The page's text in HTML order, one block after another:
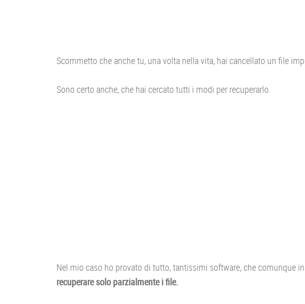
Scommetto che anche tu, una volta nella vita, hai cancellato un file
Sono certo anche, che hai cercato tutti i modi per recuperarlo.
Nel mio caso ho provato di tutto, tantissimi software, che comunque
recuperare solo parzialmente i file.